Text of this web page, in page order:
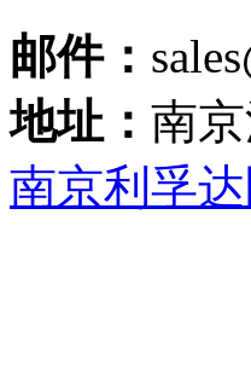
邮件：
地址： 南
南京利孚